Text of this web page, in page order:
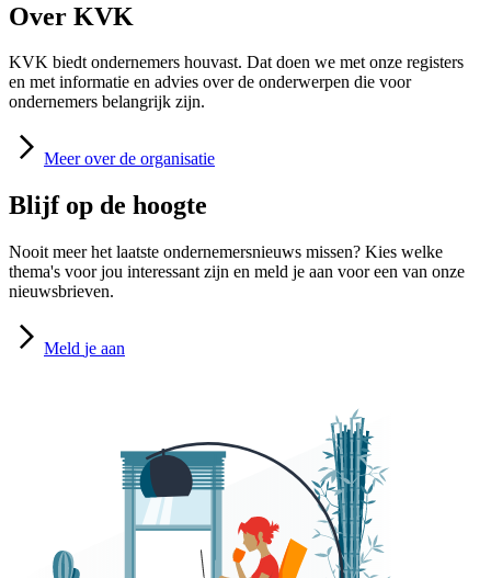
Over KVK
KVK biedt ondernemers houvast. Dat doen we met onze registers
en met informatie en advies over de onderwerpen die voor
ondernemers belangrijk zijn.
Meer over de organisatie
Blijf op de hoogte
Nooit meer het laatste ondernemersnieuws missen? Kies welke
thema's voor jou interessant zijn en meld je aan voor een van onze
nieuwsbrieven.
Meld je aan